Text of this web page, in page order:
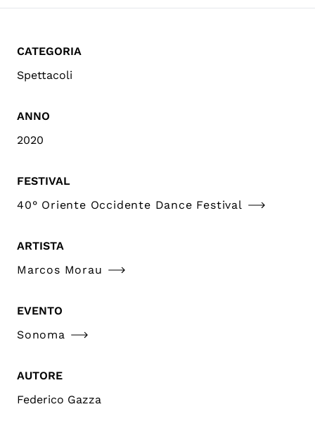
CATEGORIA
Spettacoli
ANNO
2020
FESTIVAL
40° Oriente Occidente Dance Festival
ARTISTA
Marcos Morau
EVENTO
Sonoma
AUTORE
Federico Gazza